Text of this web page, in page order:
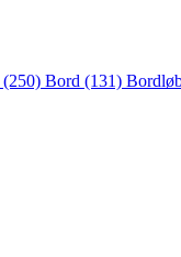
(250) Bord (131)